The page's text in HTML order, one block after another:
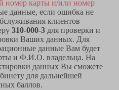
номер карты и/или номер
данные, если ошибка не
клиентов
310-000-3 для проверки и
Ваших данных. Для
данные Вам будет
и Ф.И.О. владельца. На
данных Вы сможете
для дальнейшей
баллов.